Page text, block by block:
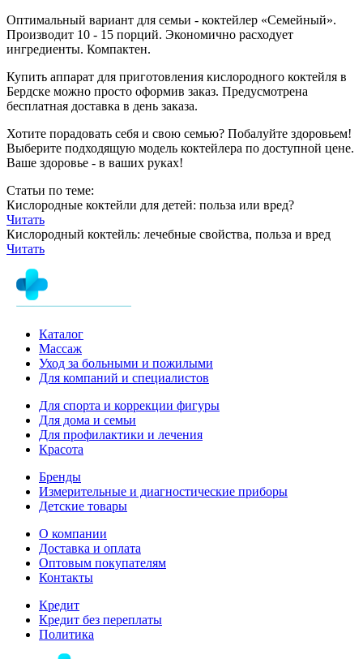
Оптимальный вариант для семьи - коктейлер «Семейный».
Производит 10 - 15 порций. Экономично расходует
ингредиенты. Компактен.
Купить аппарат для приготовления кислородного коктейля в
Бердске можно просто оформив заказ. Предусмотрена
бесплатная доставка в день заказа.
Хотите порадовать себя и свою семью? Побалуйте здоровьем!
Выберите подходящую модель коктейлера по доступной цене.
Ваше здоровье - в ваших руках!
Статьи по теме:
Кислородные коктейли для детей: польза или вред?
Читать
Кислородный коктейль: лечебные свойства, польза и вред
Читать
Каталог
Массаж
Уход за больными и пожилыми
Для компаний и специалистов
Для спорта и коррекции фигуры
Для дома и семьи
Для профилактики и лечения
Красота
Бренды
Измерительные и диагностические приборы
Детские товары
О компании
Доставка и оплата
Оптовым покупателям
Контакты
Кредит
Кредит без переплаты
Политика